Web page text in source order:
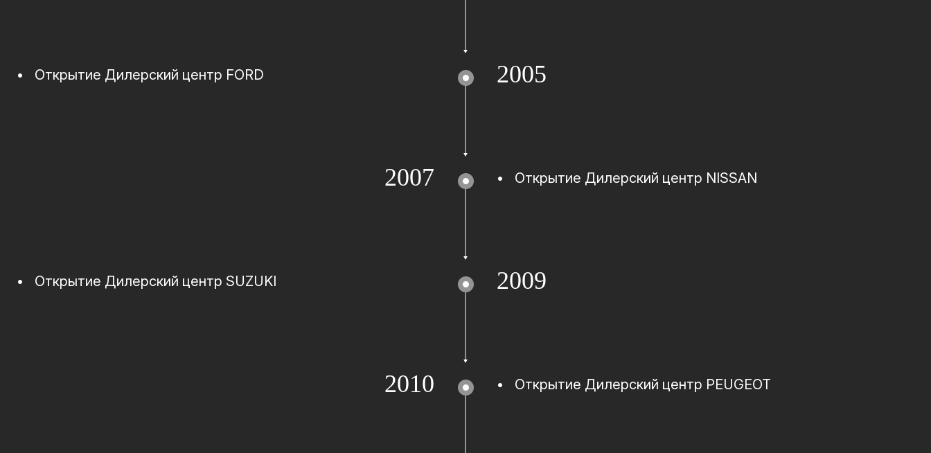
2005
• Открытие Дилерский центр FORD
2007 • Открытие Дилерский центр NISSAN
2009
• Открытие Дилерский центр SUZUKI
2010 • Открытие Дилерский центр PEUGEOT